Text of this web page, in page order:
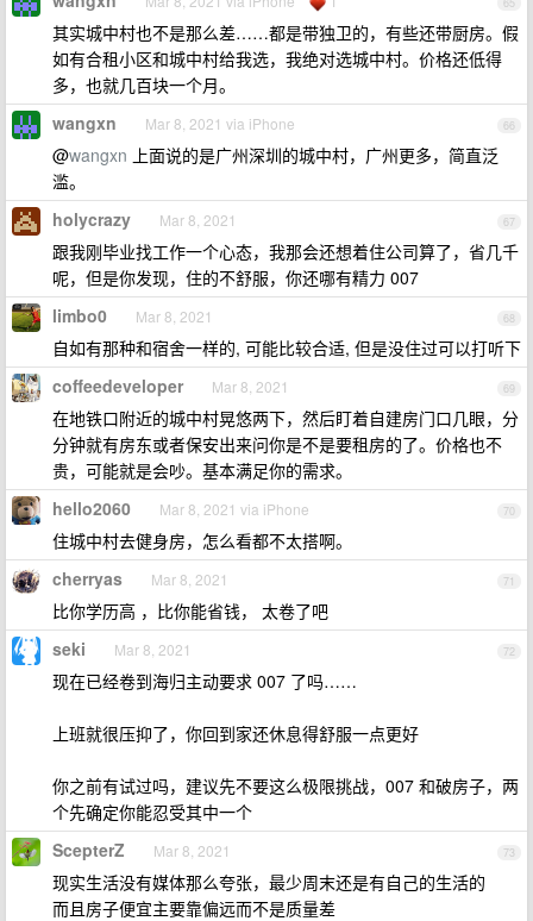
其实城中村也不是那么差……都是带独卫的，有些还带厨房。假
如有合租小区和城中村给我选，我绝对选城中村。价格还低得
多，也就几百块一个月。
66
wangxn Mar 8, 2021 via iPhone
@wangxn 上面说的是广州深圳的城中村，广州更多，简直泛
滥。
67
holycrazy Mar 8, 2021
跟我刚毕业找工作一个心态，我那会还想着住公司算了，省几千
呢，但是你发现，住的不舒服，你还哪有精力 007
68
limbo0 Mar 8, 2021
自如有那种和宿舍一样的, 可能比较合适, 但是没住过可以打听下
69
coffeedeveloper Mar 8, 2021
在地铁口附近的城中村晃悠两下，然后盯着自建房门口几眼，分
分钟就有房东或者保安出来问你是不是要租房的了。价格也不
贵，可能就是会吵。基本满足你的需求。
70
hello2060 Mar 8, 2021 via iPhone
住城中村去健身房，怎么看都不太搭啊。
71
cherryas Mar 8, 2021
比你学历高 ，比你能省钱， 太卷了吧
72
seki Mar 8, 2021
现在已经卷到海归主动要求 007 了吗……
上班就很压抑了，你回到家还休息得舒服一点更好
你之前有试过吗，建议先不要这么极限挑战，007 和破房子，两
个先确定你能忍受其中一个
73
ScepterZ Mar 8, 2021
现实生活没有媒体那么夸张，最少周末还是有自己的生活的
而且房子便宜主要靠偏远而不是质量差